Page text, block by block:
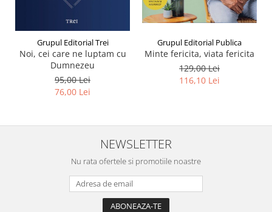
Grupul Editorial Trei
Noi, cei care ne luptam cu
Dumnezeu
95,00 Lei
76,00 Lei
Grupul Editorial Publica
Minte fericita, viata fericita
129,00 Lei
116,10 Lei
NEWSLETTER
Nu rata ofertele si promotiile noastre